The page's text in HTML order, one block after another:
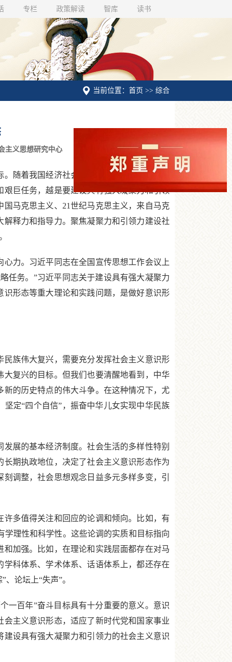
专栏 政策解读 智库 读书
当前位置：首页 >> 综合
主义思想研究中心
随着我国经济社会深刻变革、利益格局深刻
巨任务，越是要建设具有强大凝聚力和引领
马克思主义、21世纪马克思主义，来自马克
释力和指导力。聚焦凝聚力和引领力建设社
力。习近平同志在全国宣传思想工作会议上
任务。”习近平同志关于建设具有强大凝聚力
形态等重大理论和实践问题，是做好意识形
族伟大复兴，需要充分发挥社会主义意识形
复兴的目标。但我们也要清醒地看到，中华
的历史特点的伟大斗争。在这种情况下，尤
定“四个自信”，振奋中华儿女实现中华民族
展的基本经济制度。社会生活的多样性特别
期执政地位，决定了社会主义意识形态作为
调整，社会思想观念日益多元多样多变，引
多值得关注和回应的论调和倾向。比如，有
理性和科学性。这些论调的实质和目标指向
加强。比如，在理论和实践层面都存在对马
科体系、学术体系、话语体系上，都还存在
论坛上“失声”。
百年”奋斗目标具有十分重要的意义。意识
主义意识形态，适应了新时代党和国家事业
设具有强大凝聚力和引领力的社会主义意识